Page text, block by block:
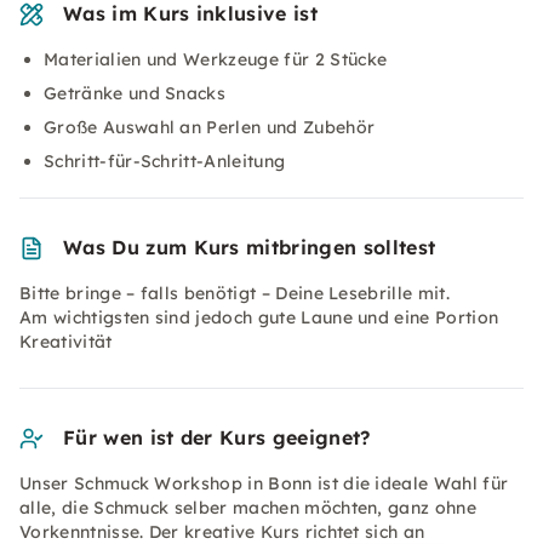
Was im Kurs inklusive ist
Materialien und Werkzeuge für 2 Stücke
Getränke und Snacks
Große Auswahl an Perlen und Zubehör
Schritt-für-Schritt-Anleitung
Was Du zum Kurs mitbringen solltest
Bitte bringe – falls benötigt – Deine Lesebrille mit.
Am wichtigsten sind jedoch gute Laune und eine Portion
Kreativität
Für wen ist der Kurs geeignet?
Unser Schmuck Workshop in Bonn ist die ideale Wahl für
alle, die Schmuck selber machen möchten, ganz ohne
Vorkenntnisse. Der kreative Kurs richtet sich an